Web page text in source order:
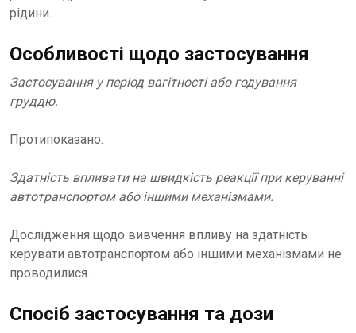
рідини.
Особливості щодо застосування
Застосування у період вагітності або годування
груддю.
Протипоказано.
Здатність впливати на швидкість реакції при керуванні
автотранспортом або іншими механізмами.
Дослідження щодо вивчення впливу на здатність
керувати автотранспортом або іншими механізмами не
проводилися.
Спосіб застосування та дози